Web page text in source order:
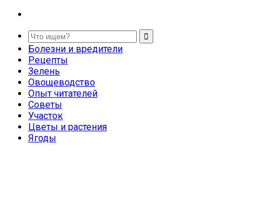
Болезни и вредители
Рецепты
Зелень
Овощеводство
Опыт читателей
Советы
Участок
Цветы и растения
Ягоды